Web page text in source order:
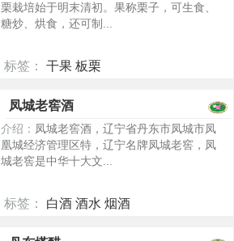
栗栽培始于明末清初。果称栗子，可生食、
糖炒、烘食，还可制...
标签： 干果 板栗
凤城老窖酒
介绍： 凤城老窖酒，辽宁省丹东市凤城市凤
凰城经济管理区特，辽宁名牌凤城老窖，凤
城老窖是中华十大文...
标签： 白酒 酒水 烟酒